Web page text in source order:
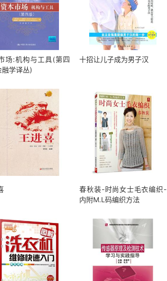
场:机构与工具(第四
融学译丛)
十招让儿子成为男子汉
春秋装-时尚女士毛衣编织-
内附M.L码编织方法